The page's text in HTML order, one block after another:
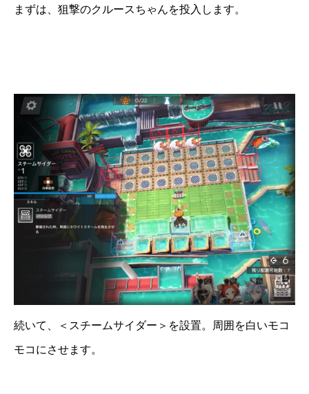
まずは、狙撃のクルースちゃんを投入します。
続いて、＜スチームサイダー＞を設置。周囲を白いモコ
モコにさせます。